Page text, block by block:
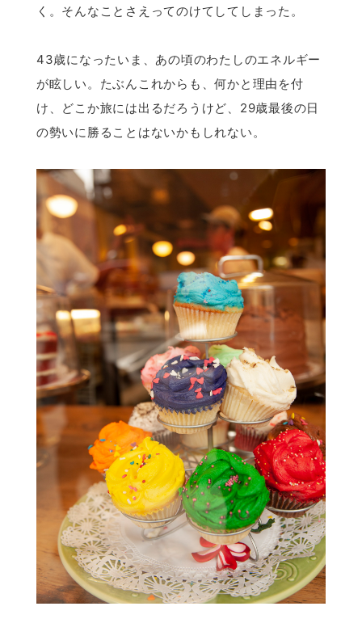
く。そんなことさえってのけてしてしまった。
43歳になったいま、あの頃のわたしのエネルギー
が眩しい。たぶんこれからも、何かと理由を付
け、どこか旅には出るだろうけど、29歳最後の日
の勢いに勝ることはないかもしれない。